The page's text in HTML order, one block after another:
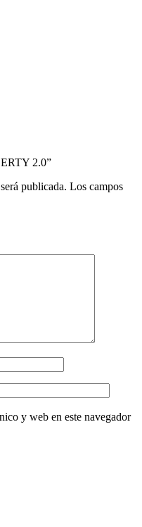
2.0”
publicada. Los campos
y web en este navegador